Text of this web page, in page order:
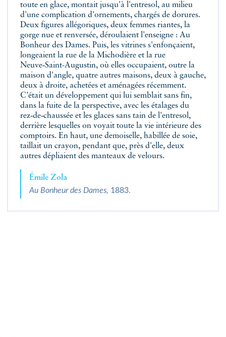
toute en glace, montait jusqu'à l'entresol, au milieu
d'une complication d'ornements, chargés de dorures.
Deux figures allégoriques, deux femmes riantes, la
gorge nue et renversée, déroulaient l'enseigne : Au
Bonheur des Dames. Puis, les vitrines s'enfonçaient,
longeaient la rue de la Michodière et la rue
Neuve‑Saint-Augustin, où elles occupaient, outre la
maison d'angle, quatre autres maisons, deux à gauche,
deux à droite, achetées et aménagées récemment.
C'était un développement qui lui semblait sans fin,
dans la fuite de la perspective, avec les étalages du
rez‑de‑chaussée et les glaces sans tain de l'entresol,
derrière lesquelles on voyait toute la vie intérieure des
comptoirs. En haut, une demoiselle, habillée de soie,
taillait un crayon, pendant que, près d'elle, deux
autres dépliaient des manteaux de velours.
Émile Zola
Au Bonheur des Dames, 1883.